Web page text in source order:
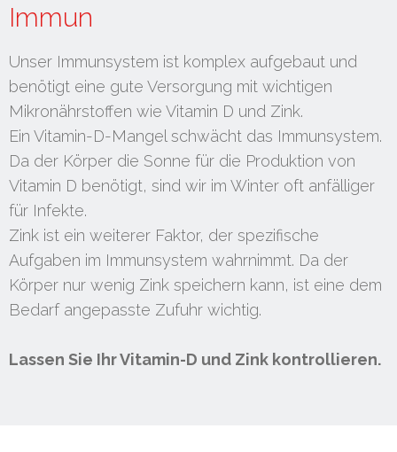
Immun
Unser Immunsystem ist komplex aufgebaut und
benötigt eine gute Versorgung mit wichtigen
Mikronährstoffen wie Vitamin D und Zink.
Ein Vitamin-D-Mangel schwächt das Immunsystem.
Da der Körper die Sonne für die Produktion von
Vitamin D benötigt, sind wir im Winter oft anfälliger
für Infekte.
Zink ist ein weiterer Faktor, der spezifische
Aufgaben im Immunsystem wahrnimmt. Da der
Körper nur wenig Zink speichern kann, ist eine dem
Bedarf angepasste Zufuhr wichtig.
Lassen Sie Ihr Vitamin-D und Zink kontrollieren.